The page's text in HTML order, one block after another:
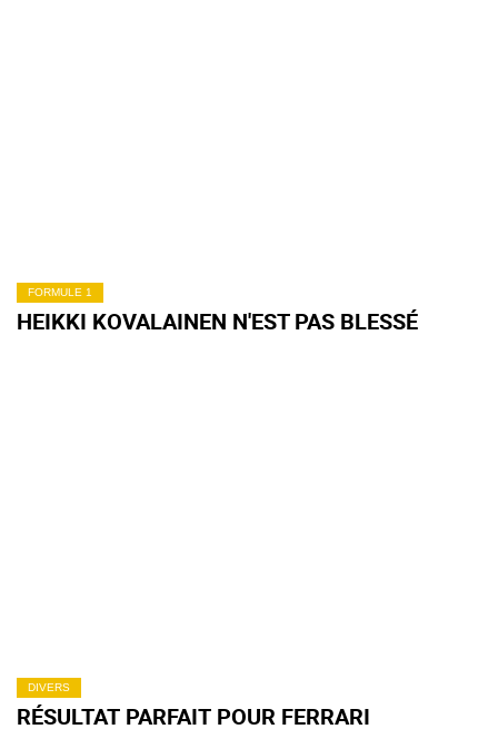
FORMULE 1
HEIKKI KOVALAINEN N'EST PAS BLESSÉ
DIVERS
RÉSULTAT PARFAIT POUR FERRARI